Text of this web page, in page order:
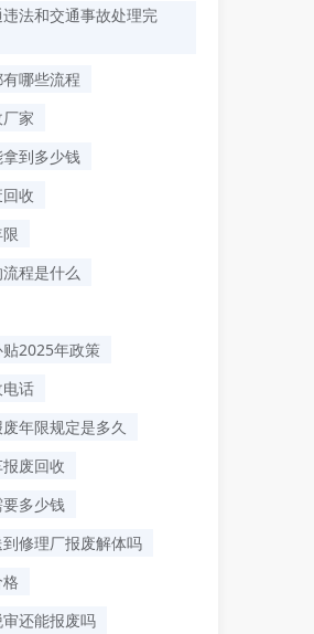
法和交通事故处理完
哪些流程
家
到多少钱
收
程是什么
2025年政策
话
年限规定是多久
废回收
多少钱
修理厂报废解体吗
还能报废吗